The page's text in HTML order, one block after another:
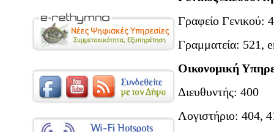
Γραφείο Γενικού:
Γραμματεία: 521,
Οικονομική
Διευθυντής: 400
Λογιστήριο: 404,